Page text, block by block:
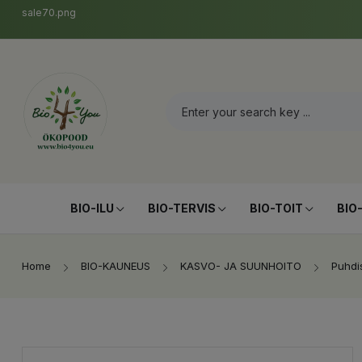
sale70.png
BIO-ILU BIO-TERVIS BIO-TOIT
Home BIO-KAUNEUS KASVO- JA SUUNHOITO